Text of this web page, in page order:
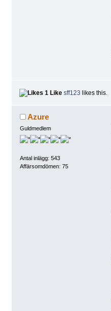
1 Like sff123 likes this.
Azure
Guldmedlem
Antal inlägg: 543
Affärsomdömen: 75